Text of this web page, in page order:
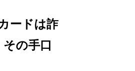
ードは詐
の手口